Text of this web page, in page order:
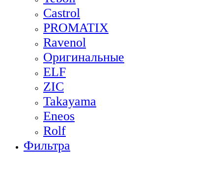
Castrol
PROMATIX
Ravenol
Оригинальные
ELF
ZIC
Takayama
Eneos
Rolf
Фильтра